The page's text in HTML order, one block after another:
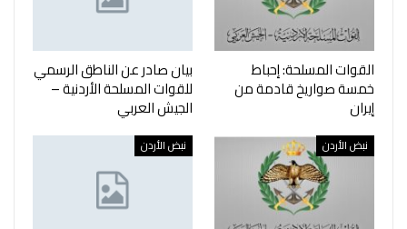
القوات المسلحة: إحباط
خمسة صواريخ قادمة من
إيران
بيان صادر عن الناطق الرسمي
للقوات المسلحة الأردنية –
الجيش العربي
نبض الأردن نبض الأردن